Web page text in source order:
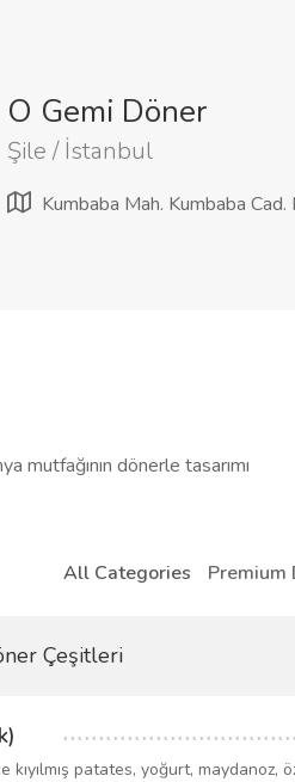
O Gemi Döner
Şile / İstanbul
Kumbaba Mah. Kumbaba
mutfağının dönerle tasarımı
All Categories Premium
Çeşitleri
kıyılmış patates, yoğurt, maydanoz,